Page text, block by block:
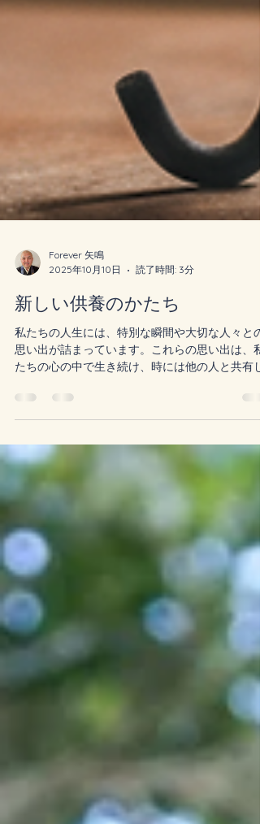
2025年10月10日
読了時間: 3分
新しい供養のかたち
私たちの人生には、特別な瞬間や大切な人々との
たちの心の中で生き続け、時には他の人と共有し
たいと思うこともあります。 Foreverが提案する
るための素晴らしい方法で、故人の思い出に寄り